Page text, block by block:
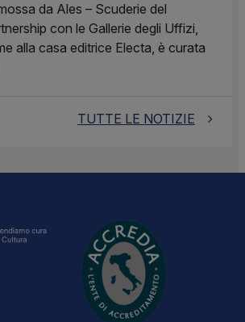
da Ales – Scuderie del
con le Gallerie degli Uffizi,
alla casa editrice Electa, è curata
TUTTE LE NOTIZIE